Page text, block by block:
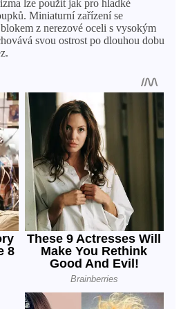
lze použít jak pro hladké
Miniaturní zařízení se
z nerezové oceli s vysokým
svou ostrost po dlouhou dobu